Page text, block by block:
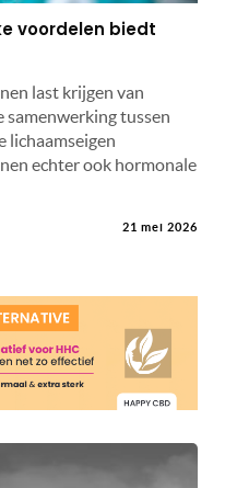
voordelen biedt
last krijgen van
samenwerking tussen
lichaamseigen
echter ook hormonale
21 mei 2026